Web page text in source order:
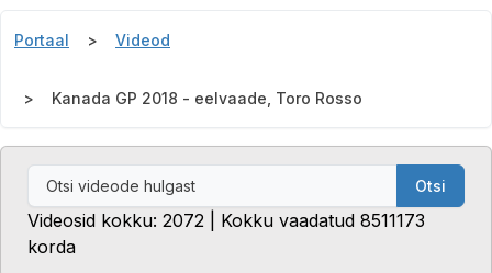
Portaal Videod
Kanada GP 2018 - eelvaade, Toro Rosso
Otsi
Videosid kokku: 2072 | Kokku vaadatud 8511173
korda